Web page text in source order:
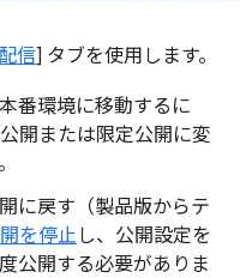
配信] タブを使用します。
番環境に移動するに
開または限定公開に変
に戻す（製品版からテ
を停止 し、公開設定を
公開する必要がありま